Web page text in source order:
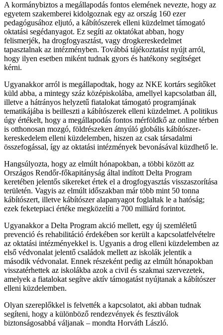
A kormánybiztos a megállapodás fontos elemének nevezte, hogy az
egyetem szakemberei kidolgoznak egy az ország 160 ezer
pedagógusához eljutó, a kábítószerek elleni küzdelmet támogató
oktatási segédanyagot. Ez segíti az oktatókat abban, hogy
felismerjék, ha drogfogyasztást, vagy drogkereskedelmet
tapasztalnak az intézményben. Továbbá tájékoztatást nyújt arról,
hogy ilyen esetben miként tudnak gyors és hatékony segítséget
kérni.
Ugyanakkor arról is megállapodtak, hogy az NKE kortárs segítőket
küld abba, a mintegy száz középiskolába, amellyel kapcsolatban áll,
illetve a hátrányos helyzetű fiatalokat támogató programjának
tematikájába is beilleszti a kábítószerek elleni küzdelmet. A politikus
úgy értékelt, hogy a megállapodás fontos mérföldkő az online térben
is otthonosan mozgó, földrészeken átnyúló globális kábítószer-
kereskedelem elleni küzdelemben, hiszen az csak társadalmi
összefogással, így az oktatási intézmények bevonásával küzdhető le.
Hangsúlyozta, hogy az elmúlt hónapokban, a többi között az
Országos Rendőr-főkapitányság által indított Delta Program
keretében jelentős sikereket értek el a drogfogyasztás visszaszorítása
területén. Vagyis az elmúlt időszakban már több mint 50 tonna
kábítószert, illetve kábítószer alapanyagot foglaltak le a hatóság;
ezek feketepiaci értéke megközelíti a 700 milliárd forintot.
Ugyanakkor a Delta Program akció mellett, egy új szemléletű
prevenció és rehabilitáció érdekében sor került a kapcsolatfelvételre
az oktatási intézményekkel is. Ugyanis a drog elleni küzdelemben az
első védvonalat jelentő családok mellett az iskolák jelentik a
második védvonalat. Ennek részeként pedig az elmúlt hónapokban
visszatérhettek az iskolákba azok a civil és szakmai szervezetek,
amelyek a fiatalokat segítve aktív támogatást nyújtanak a kábítószer
elleni küzdelemben.
Olyan szereplőkkel is felvették a kapcsolatot, aki abban tudnak
segíteni, hogy a különböző rendezvények és fesztiválok
biztonságosabbá váljanak – mondta Horváth László.